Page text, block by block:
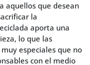
aquellos que desean
la
aporta una
lo que las
especiales que no
con el medio